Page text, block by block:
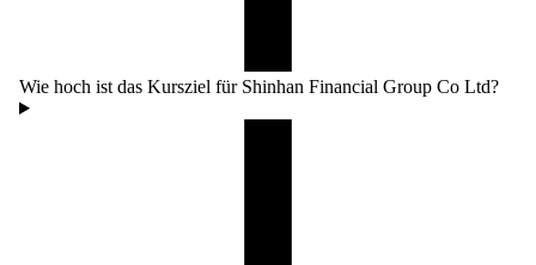
Wie hoch ist das Kursziel für Shinhan Financial Group Co Ltd?